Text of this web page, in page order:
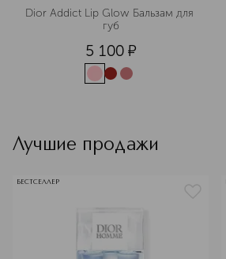
Dior Addict Lip Glow Бальзам для
губ
5 100 ¤
Лучшие продажи
БЕСТСЕЛЛЕР